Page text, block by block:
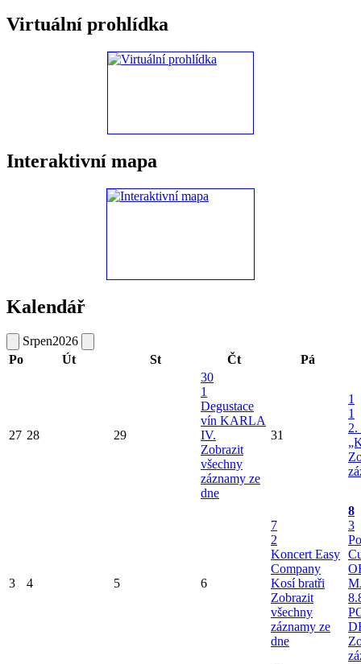
Virtuální prohlídka
Interaktivní mapa
Kalendář
Srpen2026
Po
Út St Čt Pá
27 28 29
30
1
Degustace
vín KARLA
IV.
Zobrazit
všechny
záznamy ze
dne
31
1
1
2.
3 4 5 6
7
2
Koncert Easy
Company
Kosí bratři
Zobrazit
všechny
záznamy ze
dne
8
3